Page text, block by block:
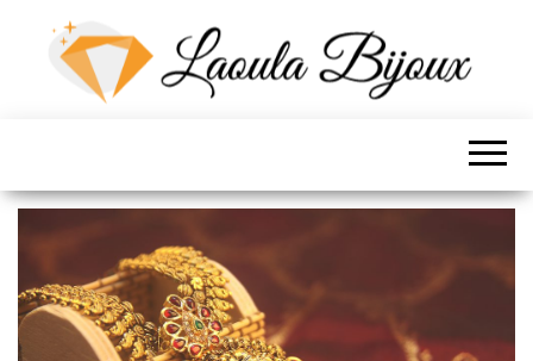
LES BIJOUX DE
LOLA